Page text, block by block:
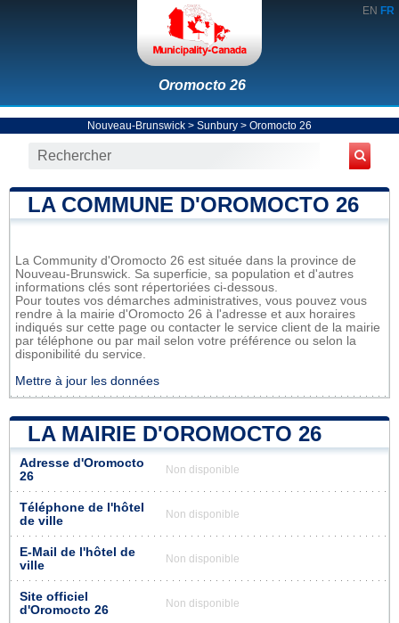
EN FR
Oromocto 26
Nouveau-Brunswick > Sunbury > Oromocto 26
LA COMMUNE D'OROMOCTO 26
La Community d'Oromocto 26 est située dans la province de
Nouveau-Brunswick. Sa superficie, sa population et d'autres
informations clés sont répertoriées ci-dessous.
Pour toutes vos démarches administratives, vous pouvez vous
rendre à la mairie d'Oromocto 26 à l'adresse et aux horaires
indiqués sur cette page ou contacter le service client de la mairie
par téléphone ou par mail selon votre préférence ou selon la
disponibilité du service.
Mettre à jour les données
LA MAIRIE D'OROMOCTO 26
Adresse d'Oromocto
26
Non disponible
Téléphone de l'hôtel
de ville
Non disponible
E-Mail de l'hôtel de
ville
Non disponible
Site officiel
d'Oromocto 26
Non disponible